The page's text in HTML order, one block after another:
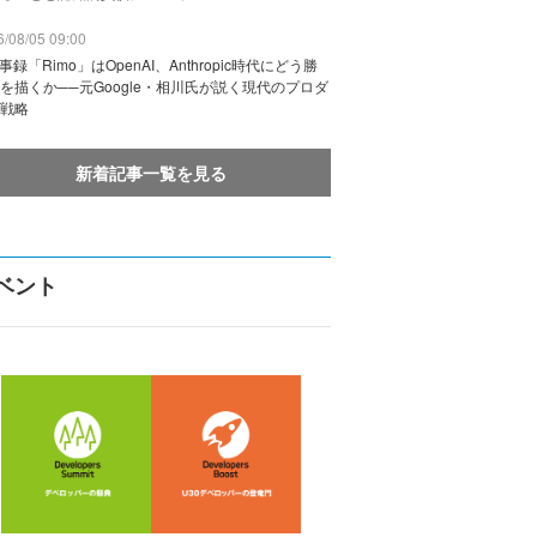
08/05 09:00
録「Rimo」はOpenAI、Anthropic時代にどう勝
描くか──元Google・相川氏が説く現代のプロダ
略
新着記事一覧を見る
ント